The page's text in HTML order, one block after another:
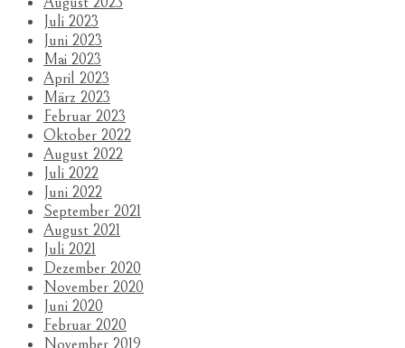
Juli 2023
Juni 2023
Mai 2023
April 2023
März 2023
Februar 2023
Oktober 2022
August 2022
Juli 2022
Juni 2022
September 2021
August 2021
Juli 2021
Dezember 2020
November 2020
Juni 2020
Februar 2020
November 2019